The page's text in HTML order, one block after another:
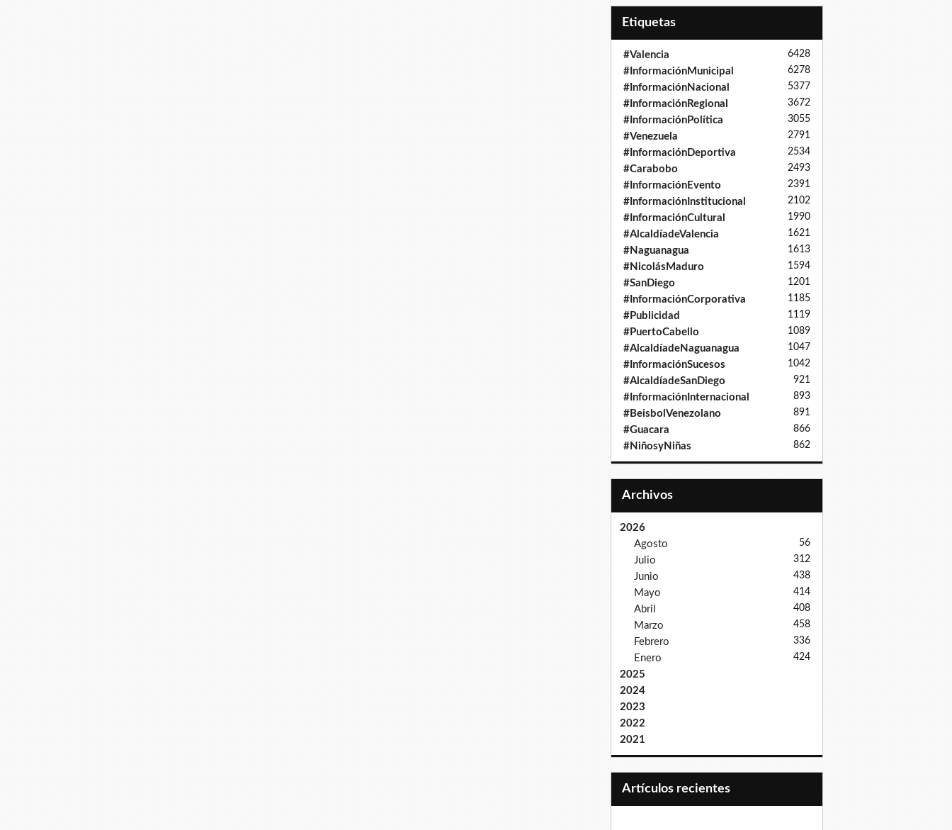
Etiquetas
#Valencia 6428
#InformaciónMunicipal 6278
#InformaciónNacional 5377
#InformaciónRegional 3672
#InformaciónPolítica 3055
#Venezuela 2791
#InformaciónDeportiva 2534
#Carabobo 2493
#InformaciónEvento 2391
#InformaciónInstitucional 2102
#InformaciónCultural 1990
#AlcaldíadeValencia 1621
#Naguanagua 1613
#NicolásMaduro 1594
#SanDiego 1201
#InformaciónCorporativa 1185
#Publicidad 1119
#PuertoCabello 1089
#AlcaldíadeNaguanagua 1047
#InformaciónSucesos 1042
#AlcaldíadeSanDiego 921
#InformaciónInternacional 893
#BeisbolVenezolano 891
#Guacara 866
#NiñosyNiñas 862
Archivos
2026
Agosto
56
Julio 312
Junio 438
Mayo 414
Abril 408
Marzo 458
Febrero 336
Enero 424
2025
2024
2023
2022
2021
Artículos recientes